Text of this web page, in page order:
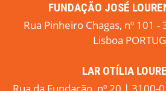
FUNDAÇÃO JOSÉ
Rua Pinheiro Chagas, nº 101 -
Lisboa
LAR OTÍLIA